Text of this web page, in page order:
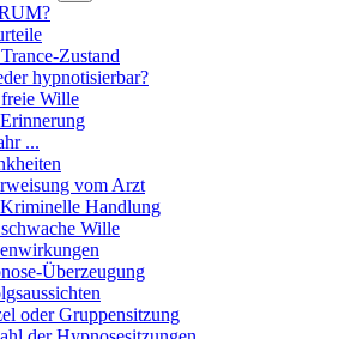
Zustand
hypnotisierbar?
Wille
...
vom Arzt
Handlung
Wille
Überzeugung
oder Gruppensitzung